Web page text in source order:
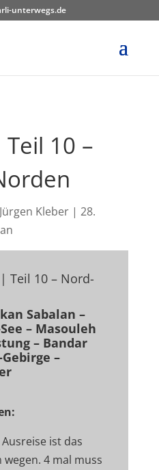
unterwegs.de
10 –
Kleber| 28.
Teil 10 – Nord-
Sabalan –
– Masouleh
– Bandar
–
ist das
4 mal muss